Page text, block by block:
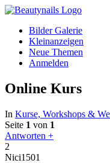
Bilder Galerie
Kleinanzeigen
Neue Themen
Anmelden
Online Kurs
In Kurse, Workshops &
Seite 1 von 1
Antworten +
2
Nici1501